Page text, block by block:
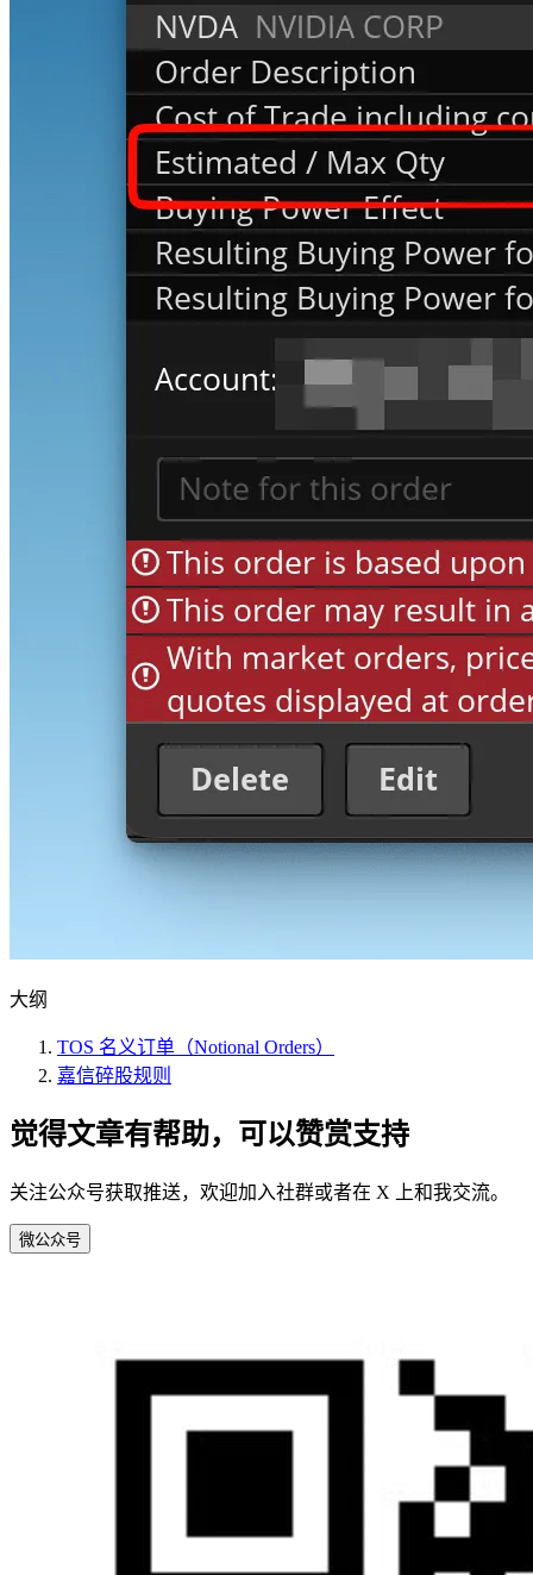
大纲
TOS 名义订单（Notional Orders）
嘉信碎股规则
觉得文章有帮助，可以赞赏支持
关注公众号获取推送，欢迎加入社群或者在 X 上和我交流。
微公众号